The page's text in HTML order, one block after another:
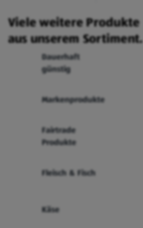
Viele weitere Produkte
aus unserem Sortiment.
Dauerhaft
günstig
Markenprodukte
Fairtrade
Produkte
Fleisch & Fisch
Käse